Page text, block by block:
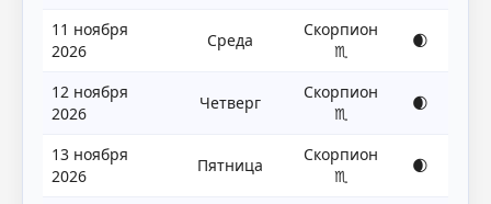
11 ноября
2026
Среда
Скорпион
♏
🌒
12 ноября
2026
Четверг
Скорпион
♏
🌒
13 ноября
2026
Пятница
Скорпион
♏
🌒